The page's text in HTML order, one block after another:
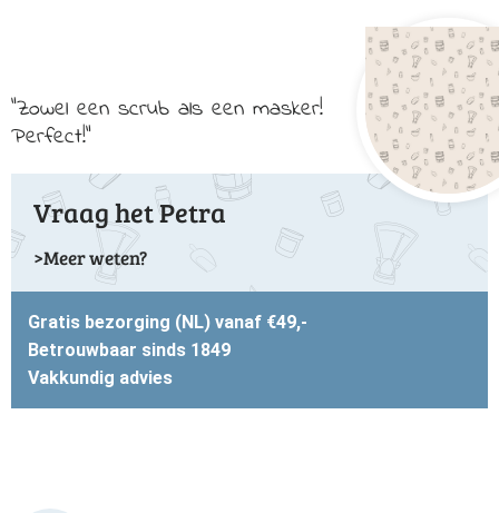
Zowel een scrub als een masker!
Perfect!
Vraag het Petra
Meer weten?
Gratis bezorging (NL) vanaf €49,-
Betrouwbaar sinds 1849
Vakkundig advies